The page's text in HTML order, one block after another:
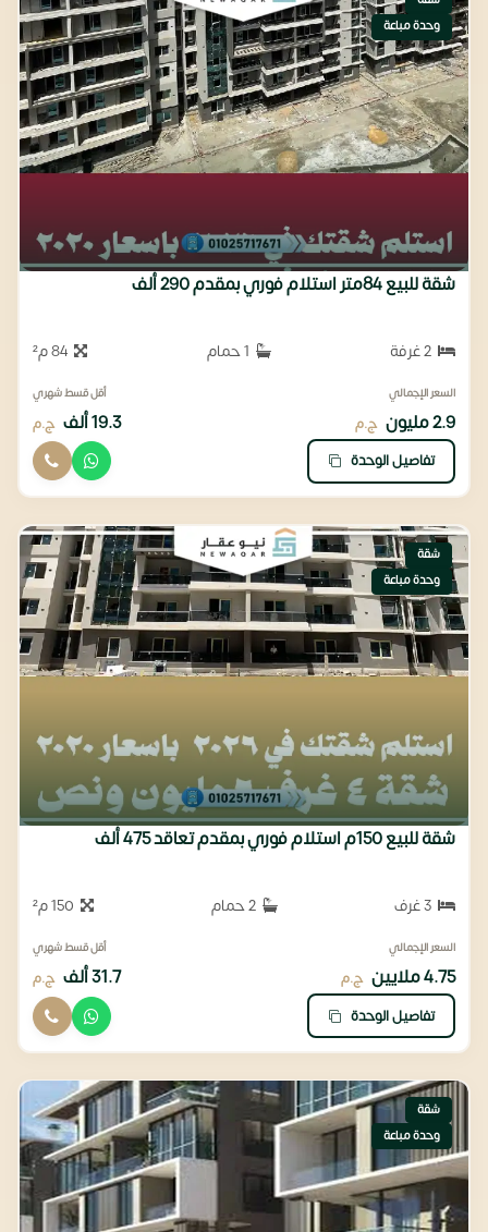
وحدة مباعة
شقة للبيع 84متر استلام فوري بمقدم 290 ألف
84 م²
السعر الإجمالي
2.9 مليون ج.م
أقل قسط شهري
19.3 ألف ج.م
تفاصيل الوحدة
شقة
وحدة مباعة
شقة للبيع 150م استلام فوري بمقدم تعاقد 475 ألف
2 حمام
السعر الإجمالي
4.75 ملايين ج.م
أقل قسط شهري
31.7 ألف ج.م
تفاصيل الوحدة
شقة
وحدة مباعة